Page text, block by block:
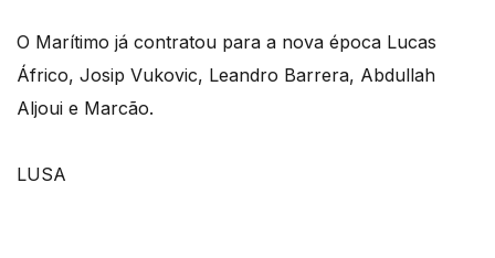
O Marítimo já contratou para a nova época Lucas
Áfrico, Josip Vukovic, Leandro Barrera, Abdullah
Aljoui e Marcão.
LUSA